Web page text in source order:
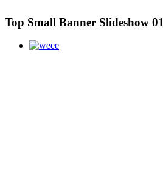
Top Small Banner Slideshow 01